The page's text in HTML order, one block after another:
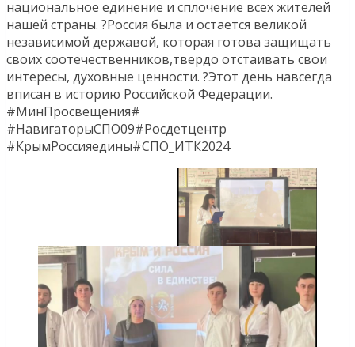
национальное единение и сплочение всех жителей
нашей страны. ?Россия была и остается великой
независимой державой, которая готова защищать
своих соотечественников,твердо отстаивать свои
интересы, духовные ценности. ?Этот день навсегда
вписан в историю Российской Федерации.
#МинПросвещения#
#НавигаторыСПО09#Росдетцентр
#КрымРоссияедины#СПО_ИТК2024